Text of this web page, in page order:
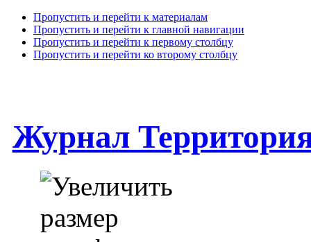
Пропустить и перейти к материалам
Пропустить и перейти к главной навигации
Пропустить и перейти к первому столбцу
Пропустить и перейти ко второму столбцу
Журнал